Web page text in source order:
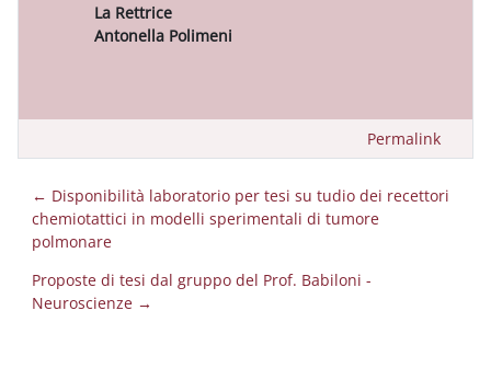
La Rettrice
Antonella Polimeni
Permalink
← Disponibilità laboratorio per tesi su tudio dei recettori
chemiotattici in modelli sperimentali di tumore
polmonare
Proposte di tesi dal gruppo del Prof. Babiloni -
Neuroscienze →